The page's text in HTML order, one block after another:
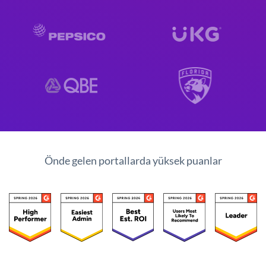
Önde gelen portallarda yüksek puanlar